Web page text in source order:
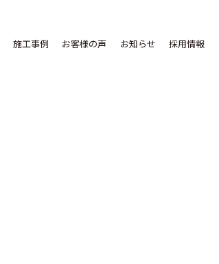
施工事例 お客様の声 お知らせ 採用情報